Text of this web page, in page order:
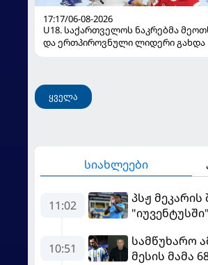
17:17/06-08-2026
U18. საქართველოს ნაკრებმა
და ერთპიროვნული ლიდერი გახდა
ყველა
სიახლეები
11:02
პსჟ მეკარის
"იუვენტუსში"
10:51
სამწუხარო
მესის მამა